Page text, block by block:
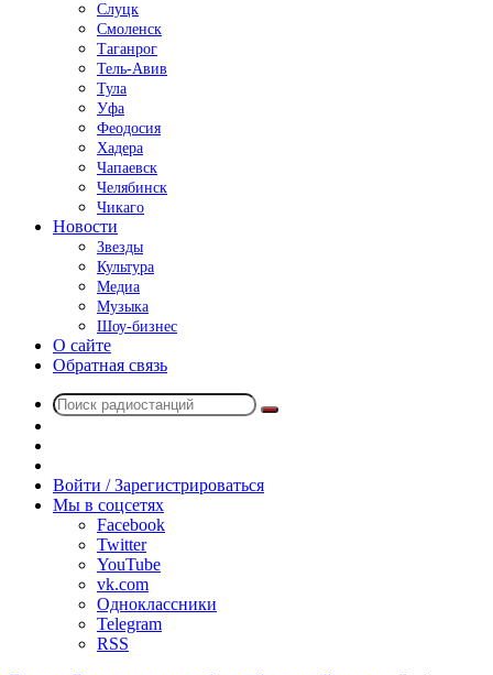
Слуцк
Смоленск
Таганрог
Тель-Авив
Тула
Уфа
Феодосия
Хадера
Чапаевск
Челябинск
Чикаго
Новости
Звезды
Культура
Медиа
Музыка
Шоу-бизнес
О сайте
Обратная связь
Поиск
радио
Войти / Зарегистрироваться
Мы в соцсетях
Facebook
Twitter
YouTube
vk.com
Одноклассники
Telegram
RSS